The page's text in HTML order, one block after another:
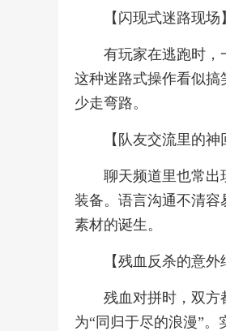
【闪现式迷路现场】
有玩家在逃跑时，
这种迷路式操作看似
少走弯路。
【队友交流里的神
聊天频道里也常出
装备。语言沟通不清
素材的诞生。
【残血反杀的意外
残血对拼时，双方
为“同归于尽的浪漫”。